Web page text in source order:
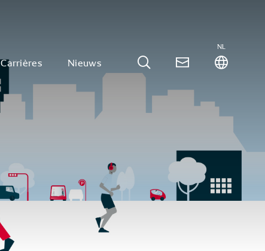
Carrières Nieuws
NL